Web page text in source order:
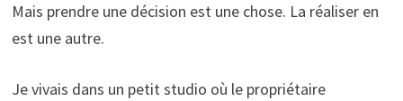
Mais prendre une décision est une chose. La réaliser en
est une autre.
Je vivais dans un petit studio où le propriétaire